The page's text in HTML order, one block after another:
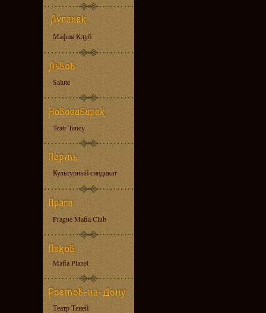
Мафия Клуб
Salute
Teatr Teney
Культурный синдикат
Prague Mafia Club
Mafia Planet
Театр Теней